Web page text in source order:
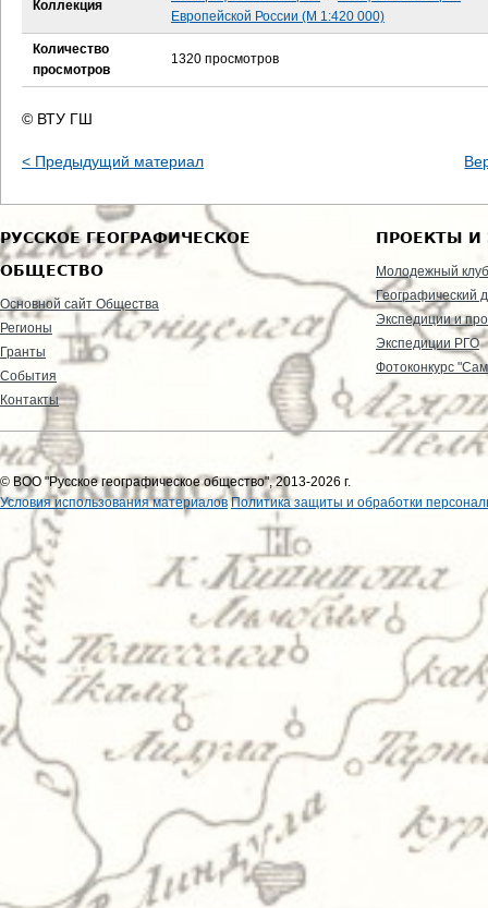
Коллекция
Европейской России (М 1:420 000)
Количество
просмотров
1320 просмотров
© ВТУ ГШ
< Предыдущий материал
РУССКОЕ ГЕОГРАФИЧЕСКОЕ
ОБЩЕСТВО
Основной сайт Общества
Регионы
Гранты
События
Контакты
ПРОЕКТЫ И
Молодежный клуб
Географический
Экспедиции и
Экспедиции РГО
Фотоконкурс
© ВОО "Русское географическое общество", 2013-2026 г.
Условия использования материалов Политика защиты и обработки